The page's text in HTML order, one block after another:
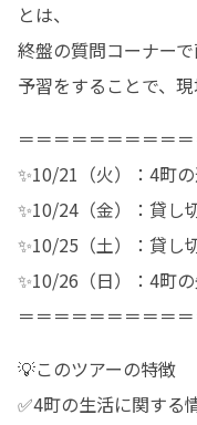
とは、
終盤の質問コーナーで
予習をすることで、
＝＝＝＝＝＝＝＝＝
✨10/21（火）：4町
✨10/24（金）：貸し
✨10/25（土）：貸し
✨10/26（日）：4町
＝＝＝＝＝＝＝＝＝
💡このツアーの特徴
✅4町の生活に関する